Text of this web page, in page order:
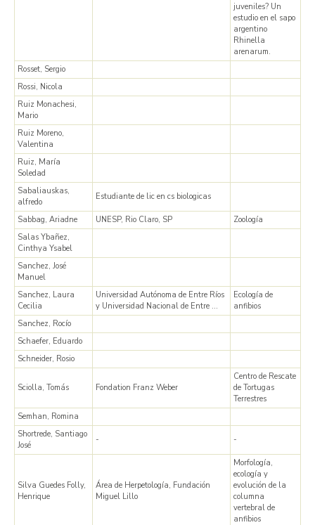
juveniles? Un
estudio en el sapo
argentino
Rhinella
arenarum.
Rosset, Sergio
Rossi, Nicola
Ruiz Monachesi,
Mario
Ruiz Moreno,
Valentina
Ruiz, María
Soledad
Sabaliauskas,
alfredo
Estudiante de lic en cs biologicas
Sabbag, Ariadne UNESP, Rio Claro, SP
Zoología
Salas Ybañez,
Cinthya Ysabel
Sanchez, José
Manuel
Sanchez, Laura
Cecilia
Universidad Autónoma de Entre Ríos
y Universidad Nacional de Entre …
Ecología de
anfibios
Sanchez, Rocío
Schaefer, Eduardo
Schneider, Rosio
Sciolla, Tomás Fondation Franz Weber
Centro de Rescate
de Tortugas
Terrestres
Semhan, Romina
Shortrede, Santiago
José
- -
Silva Guedes Folly,
Henrique
Área de Herpetología, Fundación
Miguel Lillo
Morfología,
ecología y
evolución de la
columna
vertebral de
anfibios